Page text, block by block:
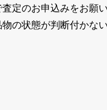
定のお申込みをお願
の状態が判断付かな